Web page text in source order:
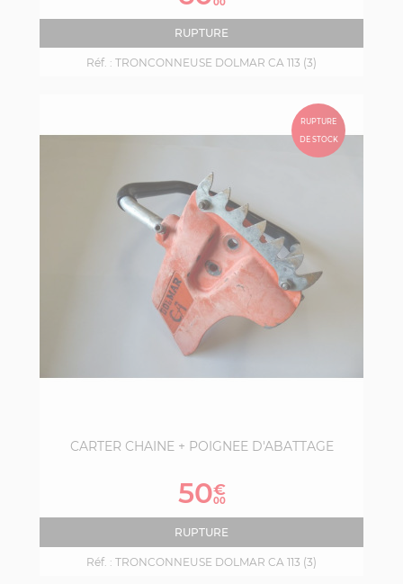
RUPTURE
Réf. : TRONCONNEUSE DOLMAR CA 113 (3)
CARTER CHAINE + POIGNEE D'ABATTAGE
Prix
50€
00
RUPTURE
Réf. : TRONCONNEUSE DOLMAR CA 113 (3)
RUPTURE
DE STOCK